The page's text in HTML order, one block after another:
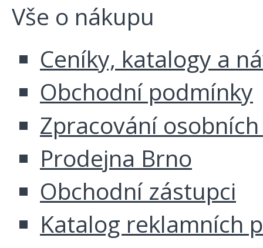
Vše o nákupu
Ceníky, katalogy a
Obchodní podmínky
Zpracování
Prodejna Brno
Obchodní zástupci
Katalog reklamních